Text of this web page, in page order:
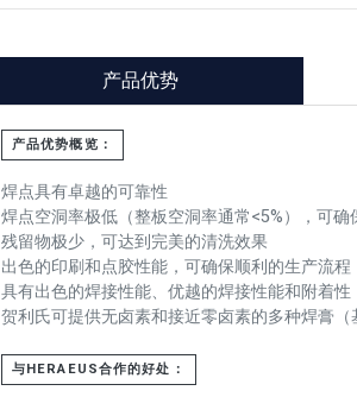
产品优势
产品优势概览：
焊点具有卓越的可靠性
焊点空洞率极低（整板空洞率通常<5%），可确
残留物极少，可达到完美的清洗效果
出色的印刷和点胶性能，可确保顺利的生产流程
具有出色的焊接性能、优越的焊接性能和附着性
贺利氏可提供无卤素和接近零卤素的多种焊膏
与HERAEUS合作的好处：